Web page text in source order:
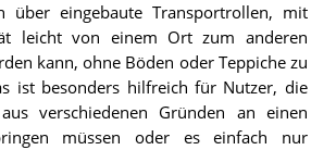
über eingebaute Transportrollen, mit
leicht von einem Ort zum anderen
kann, ohne Böden oder Teppiche zu
ist besonders hilfreich für Nutzer, die
verschiedenen Gründen an einen
müssen oder es einfach nur